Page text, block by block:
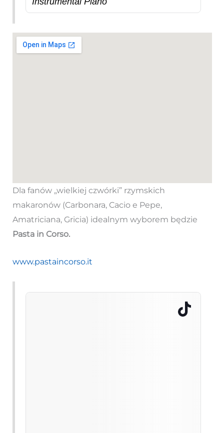
Dla fanów „wielkiej czwórki” rzymskich
makaronów (Carbonara, Cacio e Pepe,
Amatriciana, Gricia) idealnym wyborem będzie
Pasta in Corso.
www.pastaincorso.it